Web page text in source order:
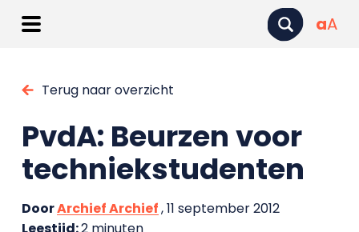
aA
Terug naar overzicht
PvdA: Beurzen voor
techniekstudenten
DoorArchief Archief, 11 september 2012